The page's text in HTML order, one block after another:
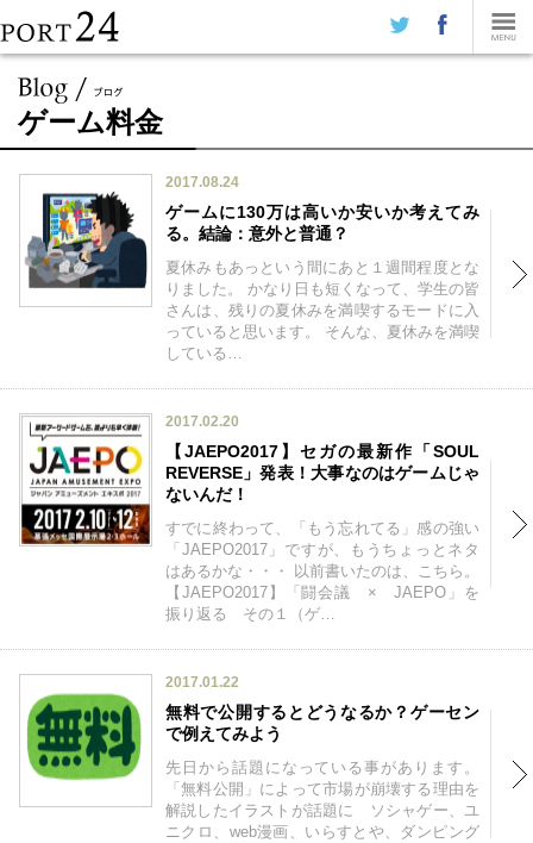
ゲーム料金
2017.08.24
ゲームに130万は高いか安いか考えてみ
る。結論：意外と普通？
夏休みもあっという間にあと１週間程度とな
りました。 かなり日も短くなって、学生の皆
さんは、残りの夏休みを満喫するモードに入
っていると思います。 そんな、夏休みを満喫
している…
2017.02.20
【JAEPO2017】セガの最新作「SOUL
REVERSE」発表！大事なのはゲームじゃ
ないんだ！
すでに終わって、「もう忘れてる」感の強い
「JAEPO2017」ですが、もうちょっとネタ
はあるかな・・・ 以前書いたのは、こちら。
【JAEPO2017】「闘会議 × JAEPO」を
振り返る その１（ゲ…
2017.01.22
無料で公開するとどうなるか？ゲーセン
で例えてみよう
先日から話題になっている事があります。
「無料公開」によって市場が崩壊する理由を
解説したイラストが話題に ソシャゲー、ユ
ニクロ、web漫画、いらすとや、ダンピング